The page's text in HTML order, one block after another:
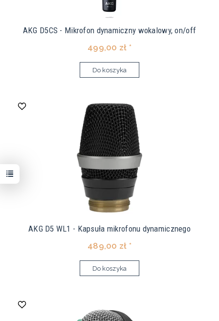
AKG D5CS - Mikrofon dynamiczny wokalowy, on/off
499,00 zł *
Do koszyka
AKG D5 WL1 - Kapsuła mikrofonu dynamicznego
489,00 zł *
Do koszyka